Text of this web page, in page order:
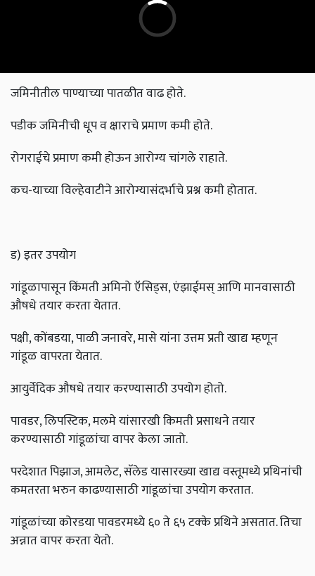
जमिनीतील पाण्याच्या पातळीत वाढ होते.
पडीक जमिनीची धूप व क्षाराचे प्रमाण कमी होते.
रोगराईचे प्रमाण कमी होऊन आरोग्य चांगले राहाते.
कच-याच्या विल्हेवाटीने आरोग्यासंदर्भाचे प्रश्न कमी होतात.
ड) इतर उपयोग
गांडूळापासून किंमती अमिनो ऍसिड्स, एंझाईमस्‌ आणि मानवासाठी
औषधे तयार करता येतात.
पक्षी, कोंबडया, पाळी जनावरे, मासे यांना उत्तम प्रती खाद्य म्हणून
गांडूळ वापरता येतात.
आयुर्वेदिक औषधे तयार करण्यासाठी उपयोग होतो.
पावडर, लिपस्टिक, मलमे यांसारखी किमती प्रसाधने तयार
करण्यासाठी गांडूळांचा वापर केला जातो.
परदेशात पिझाज, आमलेट, सॅलेड यासारख्या खाद्य वस्तूमध्ये प्रथिनांची
कमतरता भरुन काढण्यासाठी गांडूळांचा उपयोग करतात.
गांडूळांच्या कोरडया पावडरमध्ये ६० ते ६५ टक्के प्रथिने असतात. तिचा
अन्नात वापर करता येतो.